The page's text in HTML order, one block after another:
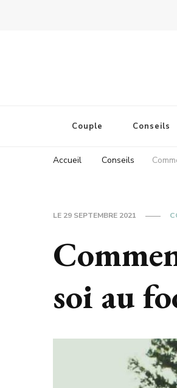
Couple Conseils
Accueil Conseils
LE 29 SEPTEMBRE 2021
soi au